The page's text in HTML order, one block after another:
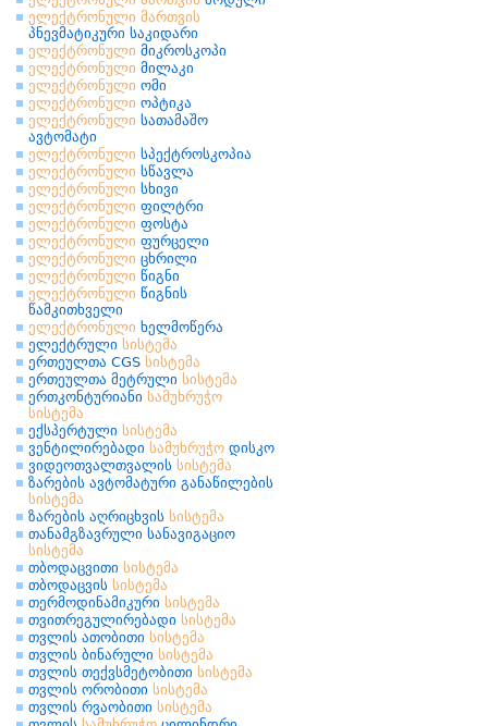
ელექტრონული მართვის
პნევმატიკური საკიდარი
ელექტრონული მიკროსკოპი
ელექტრონული მილაკი
ელექტრონული ომი
ელექტრონული ოპტიკა
ელექტრონული სათამაშო
ავტომატი
ელექტრონული სპექტროსკოპია
ელექტრონული სწავლა
ელექტრონული სხივი
ელექტრონული ფილტრი
ელექტრონული ფოსტა
ელექტრონული ფურცელი
ელექტრონული ცხრილი
ელექტრონული წიგნი
ელექტრონული წიგნის
წამკითხველი
ელექტრონული ხელმოწერა
ელექტრული სისტემა
ერთეულთა CGS სისტემა
ერთეულთა მეტრული სისტემა
ერთკონტურიანი სამუხრუჭო
სისტემა
ექსპერტული სისტემა
ვენტილირებადი სამუხრუჭო დისკო
ვიდეოთვალთვალის სისტემა
ზარების ავტომატური განაწილების
სისტემა
ზარების აღრიცხვის სისტემა
თანამგზავრული სანავიგაციო
სისტემა
თბოდაცვითი სისტემა
თბოდაცვის სისტემა
თერმოდინამიკური სისტემა
თვითრეგულირებადი სისტემა
თვლის ათობითი სისტემა
თვლის ბინარული სისტემა
თვლის თექვსმეტობითი სისტემა
თვლის ორობითი სისტემა
თვლის რვაობითი სისტემა